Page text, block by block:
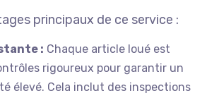
principaux de ce service :
: Chaque article loué est
rigoureux pour garantir un
élevé. Cela inclut des inspections